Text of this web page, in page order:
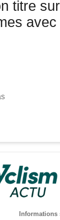
titre